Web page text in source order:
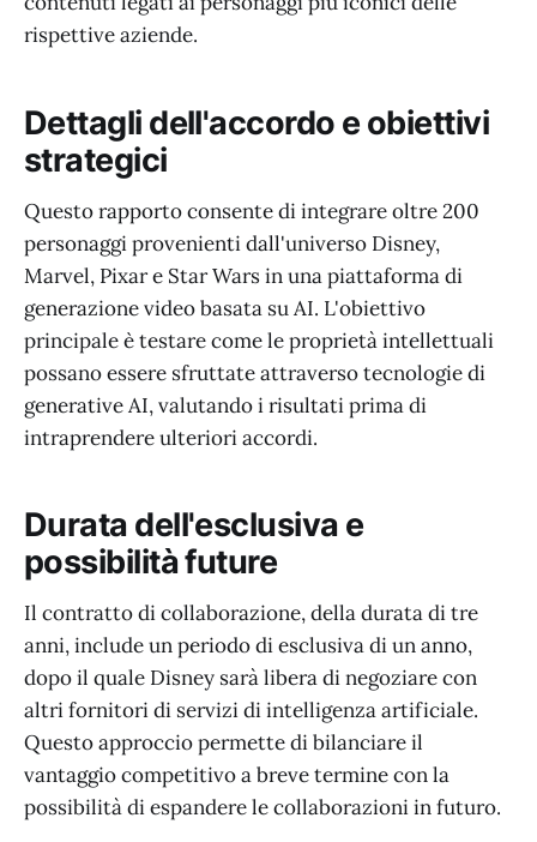
rispettive aziende.
Dettagli dell'accordo e obiettivi
strategici
Questo rapporto consente di integrare oltre 200
personaggi provenienti dall'universo Disney,
Marvel, Pixar e Star Wars in una piattaforma di
generazione video basata su AI. L'obiettivo
principale è testare come le proprietà intellettuali
possano essere sfruttate attraverso tecnologie di
generative AI, valutando i risultati prima di
intraprendere ulteriori accordi.
Durata dell'esclusiva e
possibilità future
Il contratto di collaborazione, della durata di tre
anni, include un periodo di esclusiva di un anno,
dopo il quale Disney sarà libera di negoziare con
altri fornitori di servizi di intelligenza artificiale.
Questo approccio permette di bilanciare il
vantaggio competitivo a breve termine con la
possibilità di espandere le collaborazioni in futuro.